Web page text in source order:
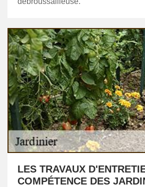
LES TRAVAUX
COMPÉTENCE DES